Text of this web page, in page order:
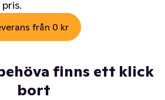
från 0 kr
finns ett klick
bort